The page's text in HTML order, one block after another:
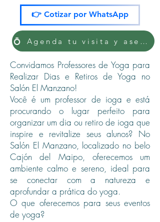
👉 Cotizar por WhatsApp
💍 Agenda tu visita y asegura tu fecha
Convidamos Professores de Yoga para
Realizar Dias e Retiros de Yoga no
Salón El Manzano!
Você é um professor de ioga e está
procurando o lugar perfeito para
organizar um dia ou retiro de ioga que
inspire e revitalize seus alunos? No
Salón El Manzano, localizado no belo
Cajón del Maipo, oferecemos um
ambiente calmo e sereno, ideal para
se conectar com a natureza e
aprofundar a prática do yoga.
O que oferecemos para seus eventos
de yoga?